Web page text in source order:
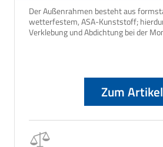
Der Außenrahmen besteht aus
wetterfestem, ASA-Kunststoff;
Zum Artikel